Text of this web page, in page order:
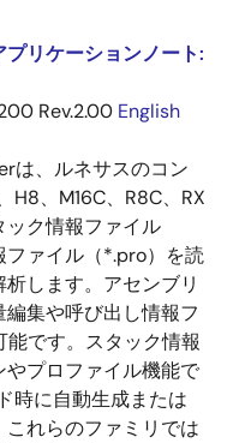
リケーションノート:
Rev.2.00 English
は、ルネサスのコン
H8、M16C、R8C、RX
ク情報ファイル
ファイル（*.pro）を読
します。アセンブリ
集や呼び出し情報フ
です。スタック情報
プロファイル機能で
時に自動生成または
れらのファミリでは